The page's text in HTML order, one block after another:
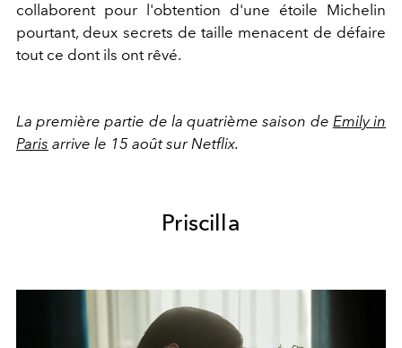
collaborent pour l'obtention d'une étoile Michelin
pourtant, deux secrets de taille menacent de défaire
tout ce dont ils ont rêvé.
La première partie de la quatrième saison de Emily in
Paris arrive le 15 août sur Netflix.
Priscilla